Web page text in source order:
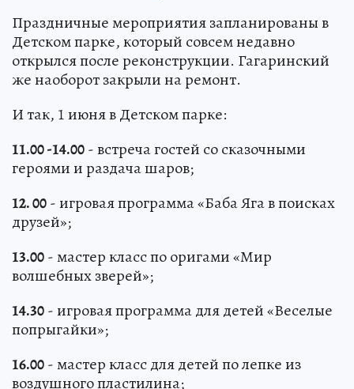
Праздничные мероприятия запланированы в
Детском парке, который совсем недавно
открылся после реконструкции. Гагаринский
же наоборот закрыли на ремонт.
И так, 1 июня в Детском парке:
11.00 -14.00- встреча гостей со сказочными
героями и раздача шаров;
12. 00- игровая программа «Баба Яга в поисках
друзей»;
13.00- мастер класс по оригами «Мир
волшебных зверей»;
14.30- игровая программа для детей «Веселые
попрыгайки»;
16.00- мастер класс для детей по лепке из
воздушного пластилина;